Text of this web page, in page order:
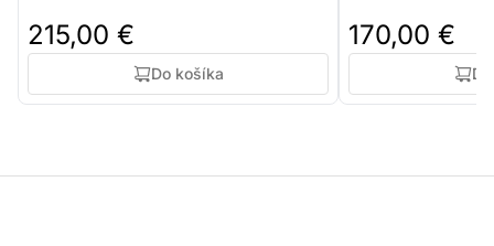
215,00 €
Do košíka
170,00 €